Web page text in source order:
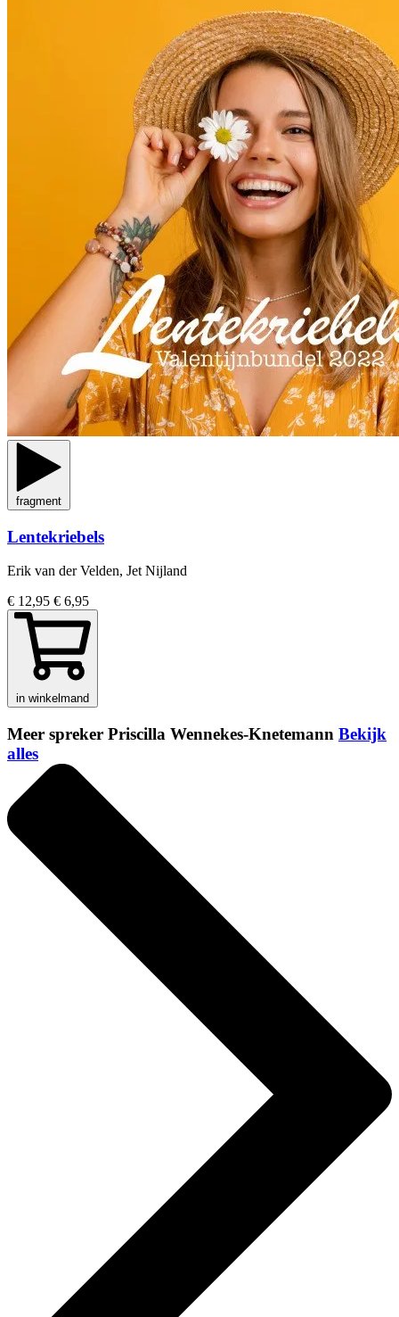
fragment
Lentekriebels
Erik van der Velden, Jet Nijland
€ 12,95 € 6,95
in winkelmand
Meer spreker Priscilla Wennekes-Knetemann Bekijk
alles